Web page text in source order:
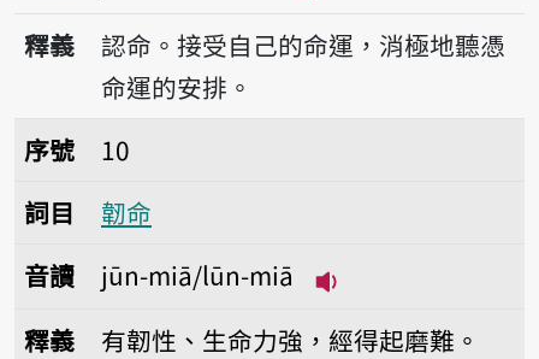
播放音讀jīn-miā/
釋義
認命。接受自己的命運，消極地聽憑
命運的安排。
序號10韌命
序號
10
詞目
韌命
音讀
jūn-miā/lūn-miā
釋義
有韌性、生命力強，經得起磨難。